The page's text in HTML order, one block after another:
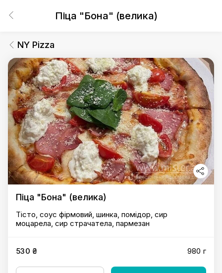
Піца "Бона" (велика)
NY Pizza
Піца "Бона" (велика)
Тісто, соус фірмовий, шинка, помідор, сир
моцарела, сир страчатела, пармезан
530 ₴ 980 г